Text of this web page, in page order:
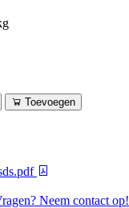
Toevoegen
Neem contact op!